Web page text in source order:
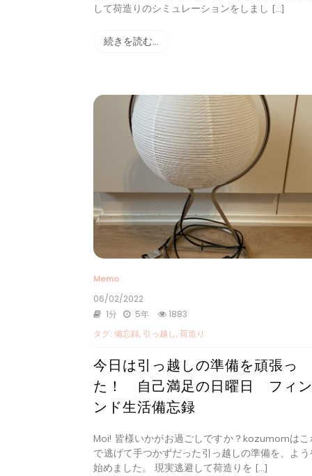
して荷造りのシミュレーションをしまし […]
続きを読む…
Memo
06/02/2022
1分
5年
1883
タグ:備忘録, 引っ越し,荷造り
今日は引っ越しの準備を頑張っ
た！ 自己満足の日曜日 フィ
ンド生活備忘録
Moi! 皆様いかがお過ごしですか？kozumomはこ
で逃げて手つかずだった引っ越しの準備を、よう
始めました。 現実逃避して荷造りを […]